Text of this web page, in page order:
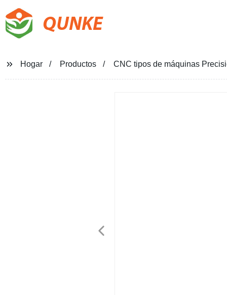
QUNKE
Hogar Productos CNC tipos de máquinas